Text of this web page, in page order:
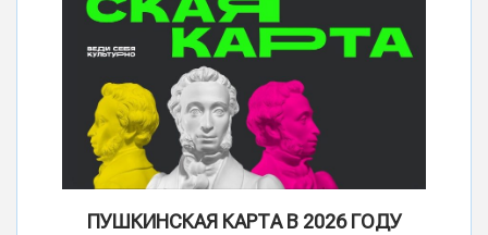
ПУШКИНСКАЯ КАРТА В 2026 ГОДУ